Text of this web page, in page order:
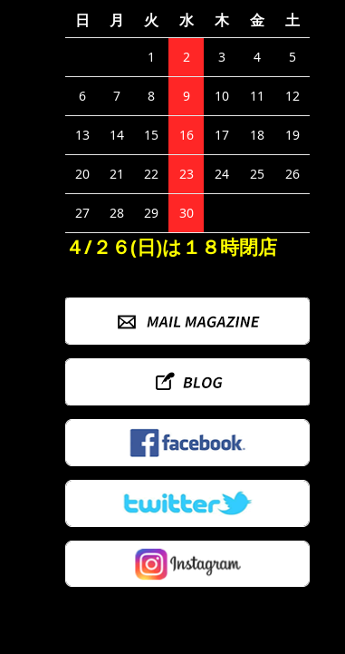
日
月 火 水 木 金 土
1 2 3 4 5
6 7 8 9 10 11 12
13 14 15 16 17 18 19
20 21 22 23 24 25 26
27 28 29 30
４/２６(日)は１８時閉店